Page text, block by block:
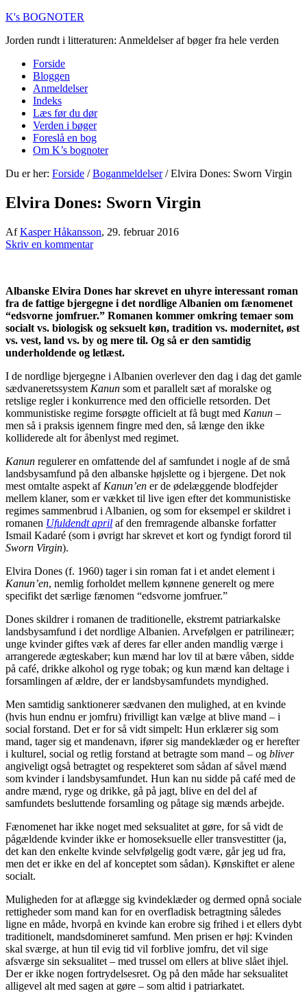
K's BOGNOTER
Jorden rundt i litteraturen: Anmeldelser af bøger fra hele verden
Forside
Bloggen
Anmeldelser
Indeks
Læs før du dør
Verden i bøger
Foreslå en bog
Om K’s bognoter
Du er her: Forside / Boganmeldelser /Elvira Dones: Sworn Virgin
Elvira Dones: Sworn Virgin
AfKasper Håkansson, 29. februar 2016
Skriv en kommentar
Albanske Elvira Dones har skrevet en uhyre interessant roman
fra de fattige bjergegne i det nordlige Albanien om fænomenet
“edsvorne jomfruer.” Romanen kommer omkring temaer som
socialt vs. biologisk og seksuelt køn, tradition vs. modernitet, øst
vs. vest, land vs. by og mere til. Og så er den samtidig
underholdende og letlæst.
I de nordlige bjergegne i Albanien overlever den dag i dag det gamle
sædvaneretssystem Kanun som et parallelt sæt af moralske og
retslige regler i konkurrence med den officielle retsorden. Det
kommunistiske regime forsøgte officielt at få bugt med Kanun –
men så i praksis igennem fingre med den, så længe den ikke
kolliderede alt for åbenlyst med regimet.
Kanun regulerer en omfattende del af samfundet i nogle af de små
landsbysamfund på den albanske højslette og i bjergene. Det nok
mest omtalte aspekt af Kanun’en er de ødelæggende blodfejder
mellem klaner, som er vækket til live igen efter det kommunistiske
regimes sammenbrud i Albanien, og som for eksempel er skildret i
romanen Ufuldendt april af den fremragende albanske forfatter
Ismail Kadaré (som i øvrigt har skrevet et kort og fyndigt forord til
Sworn Virgin).
Elvira Dones (f. 1960) tager i sin roman fat i et andet element i
Kanun’en, nemlig forholdet mellem kønnene generelt og mere
specifikt det særlige fænomen “edsvorne jomfruer.”
Dones skildrer i romanen de traditionelle, ekstremt patriarkalske
landsbysamfund i det nordlige Albanien. Arvefølgen er patrilineær;
unge kvinder giftes væk af deres far eller anden mandlig værge i
arrangerede ægteskaber; kun mænd har lov til at bære våben, sidde
på café, drikke alkohol og ryge tobak; og kun mænd kan deltage i
forsamlingen af ældre, der er landsbysamfundets myndighed.
Men samtidig sanktionerer sædvanen den mulighed, at en kvinde
(hvis hun endnu er jomfru) frivilligt kan vælge at blive mand – i
social forstand. Det er for så vidt simpelt: Hun erklærer sig som
mand, tager sig et mandenavn, ifører sig mandeklæder og er herefter
i kulturel, social og retlig forstand at betragte som mand – og bliver
angiveligt også betragtet og respekteret som sådan af såvel mænd
som kvinder i landsbysamfundet. Hun kan nu sidde på café med de
andre mænd, ryge og drikke, gå på jagt, blive en del del af
samfundets besluttende forsamling og påtage sig mænds arbejde.
Fænomenet har ikke noget med seksualitet at gøre, for så vidt de
pågældende kvinder ikke er homoseksuelle eller transvestitter (ja,
det kan den enkelte kvinde selvfølgelig godt være, går jeg ud fra,
men det er ikke en del af konceptet som sådan). Kønskiftet er alene
socialt.
Muligheden for at aflægge sig kvindeklæder og dermed opnå sociale
rettigheder som mand kan for en overfladisk betragtning således
ligne en måde, hvorpå en kvinde kan erobre sig frihed i et ellers dybt
traditionelt, mandsdomineret samfund. Men prisen er høj: Kvinden
skal sværge, at hun til evig tid vil forblive jomfru, det vil sige
afsværge sin seksualitet – med trussel om ellers at blive slået ihjel.
Der er ikke nogen fortrydelsesret. Og på den måde har seksualitet
alligevel alt med sagen at gøre – som altid i patriarkatet.